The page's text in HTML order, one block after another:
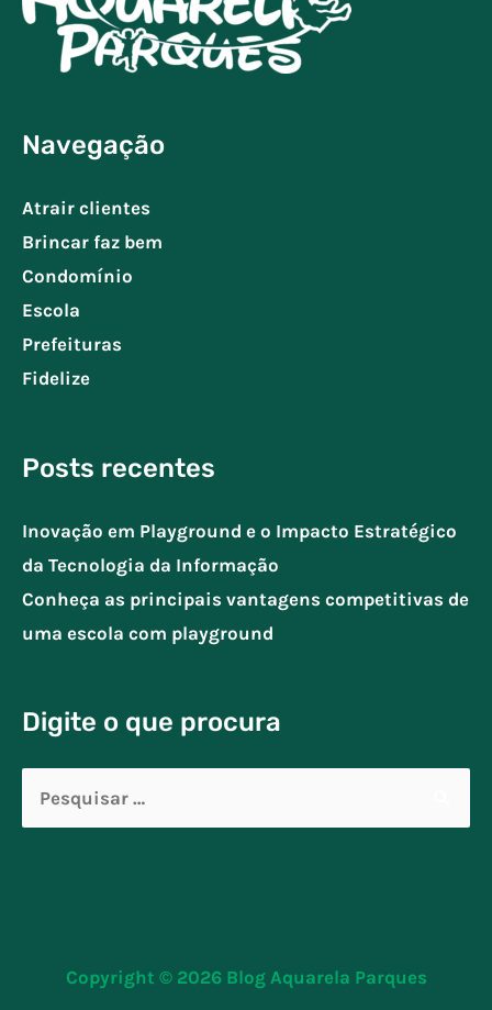
Navegação
Atrair clientes
Brincar faz bem
Condomínio
Escola
Prefeituras
Fidelize
Posts recentes
Inovação em Playground e o Impacto Estratégico
da Tecnologia da Informação
Conheça as principais vantagens competitivas de
uma escola com playground
Digite o que procura
Copyright © 2026 Blog Aquarela Parques